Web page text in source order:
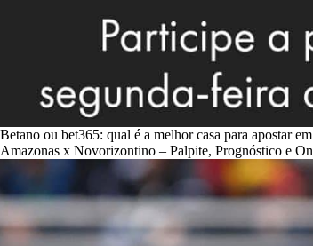
Betano ou bet365: qual é a melhor casa para apostar
Amazonas x Novorizontino – Palpite, Prognóstico e